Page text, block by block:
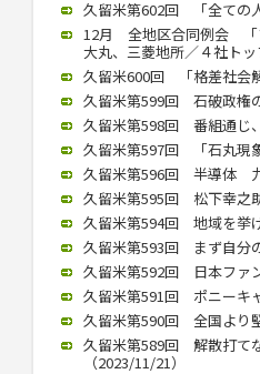
久留米第602回 「全ての
12月 全地区合同例会 「
大丸、三菱地所／４社トッ
久留米600回 「格差社会
久留米第599回 石破政権
久留米第598回 番組通じ
久留米第597回 「石丸現
久留米第596回 半導体
久留米第595回 松下幸之
久留米第594回 地域を挙
久留米第593回 まず自分
久留米第592回 日本ファ
久留米第591回 ポニーキ
久留米第590回 全国より
久留米第589回 解散打て
（2023/11/21）